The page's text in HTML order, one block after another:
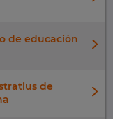
de educación
de